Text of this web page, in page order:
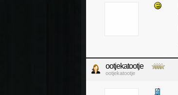
ootjekatootje
ootjekatootje